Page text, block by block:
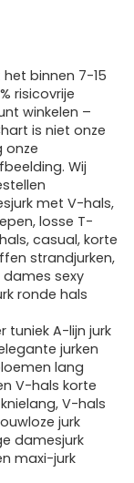
binnen 7-15
risicovrije
winkelen –
is niet onze
onze
Wij
met V-hals,
losse T-
casual, korte
strandjurken,
dames sexy
ronde hals
A-lijn jurk
jurken
lang
V-hals korte
V-hals
jurk
damesjurk
maxi-jurk